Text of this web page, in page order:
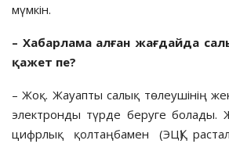
мүмкін.
– Хабарлама алған жағдайда
қажет пе?
– Жоқ. Жауапты салық төлеушінің
электронды түрде беруге болады.
цифрлық қолтаңбамен (ЭЦҚ)